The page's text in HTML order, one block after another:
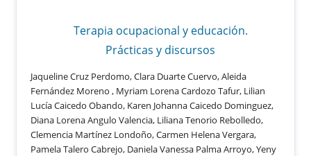
Terapia ocupacional y educación.
Prácticas y discursos
Jaqueline Cruz Perdomo, Clara Duarte Cuervo, Aleida
Fernández Moreno , Myriam Lorena Cardozo Tafur, Lilian
Lucía Caicedo Obando, Karen Johanna Caicedo Dominguez,
Diana Lorena Angulo Valencia, Liliana Tenorio Rebolledo,
Clemencia Martínez Londoño, Carmen Helena Vergara,
Pamela Talero Cabrejo, Daniela Vanessa Palma Arroyo, Yeny